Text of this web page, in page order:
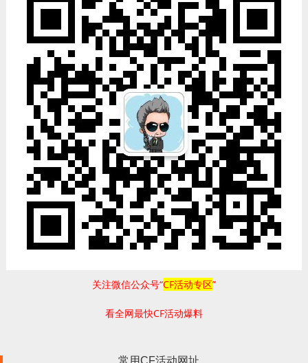
关注微信公众号“CF活动专区”
看全网最快CF活动爆料
常用CF活动网址